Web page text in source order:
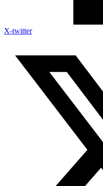
X-twitter